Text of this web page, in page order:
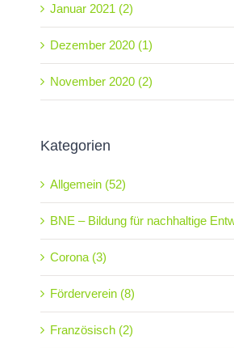
Januar 2021 (2)
Dezember 2020 (1)
November 2020 (2)
Kategorien
Allgemein (52)
BNE – Bildung für nachhaltige
Corona (3)
Förderverein (8)
Französisch (2)